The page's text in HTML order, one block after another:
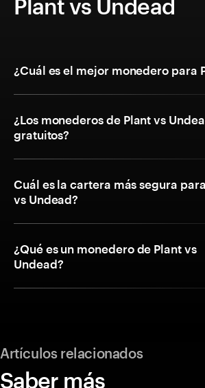
Plant vs Undead
¿Cuál es el mejor monedero para
¿Los monederos de Plant vs
gratuitos?
Cuál es la cartera más segura
vs Undead?
¿Qué es un monedero de Plant vs
Undead?
Artículos relacionados
Saber más